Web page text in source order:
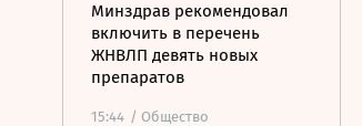
Минздрав рекомендовал
включить в перечень
ЖНВЛП девять новых
препаратов
15:44 / Общество